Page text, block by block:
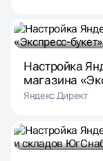
Настройка
магазина
Яндекс Директ